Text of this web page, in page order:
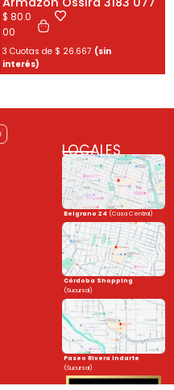
$ 80.0
00
3 Cuotas de $ 26.667 (sin
interés)
LOCALES
Belgrano 24 (Casa Central)
Córdoba Shopping
(Sucursal)
Paseo Rivera Indarte
(Sucursal)